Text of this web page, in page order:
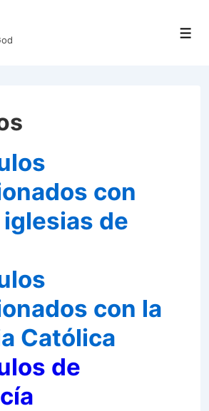
con
de
con la
Católica
de
ía